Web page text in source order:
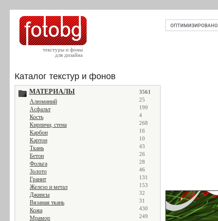
текстуры и фоны
для дизайна
Каталог текстур и фонов
МАТЕРИАЛЫ 3561
Алюминий 25
Асфальт 199
Кость 4
Кирпичи, стена 268
Карбон 16
Картон 10
Ткань 43
Бетон 26
Фольга 28
Золото 46
Гранит 131
Железо и метал 153
Джинсы 32
Вязаная ткань 31
Кожа 430
Мрамор 249